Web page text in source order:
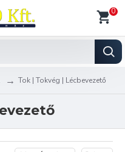
0
Tok | Tokvég | Lécbevezető